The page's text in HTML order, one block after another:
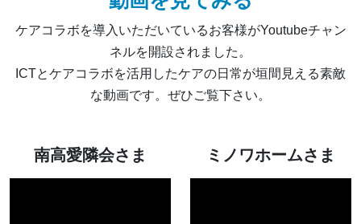
ケアコラボを導入いただいているお客様がYoutubeチャン
ネルを開設されました。
ICTとケアコラボを活用したケアの日常が垣間見える素敵
な動画です。ぜひご覧下さい。
南高愛隣会さま ミノワホームさま